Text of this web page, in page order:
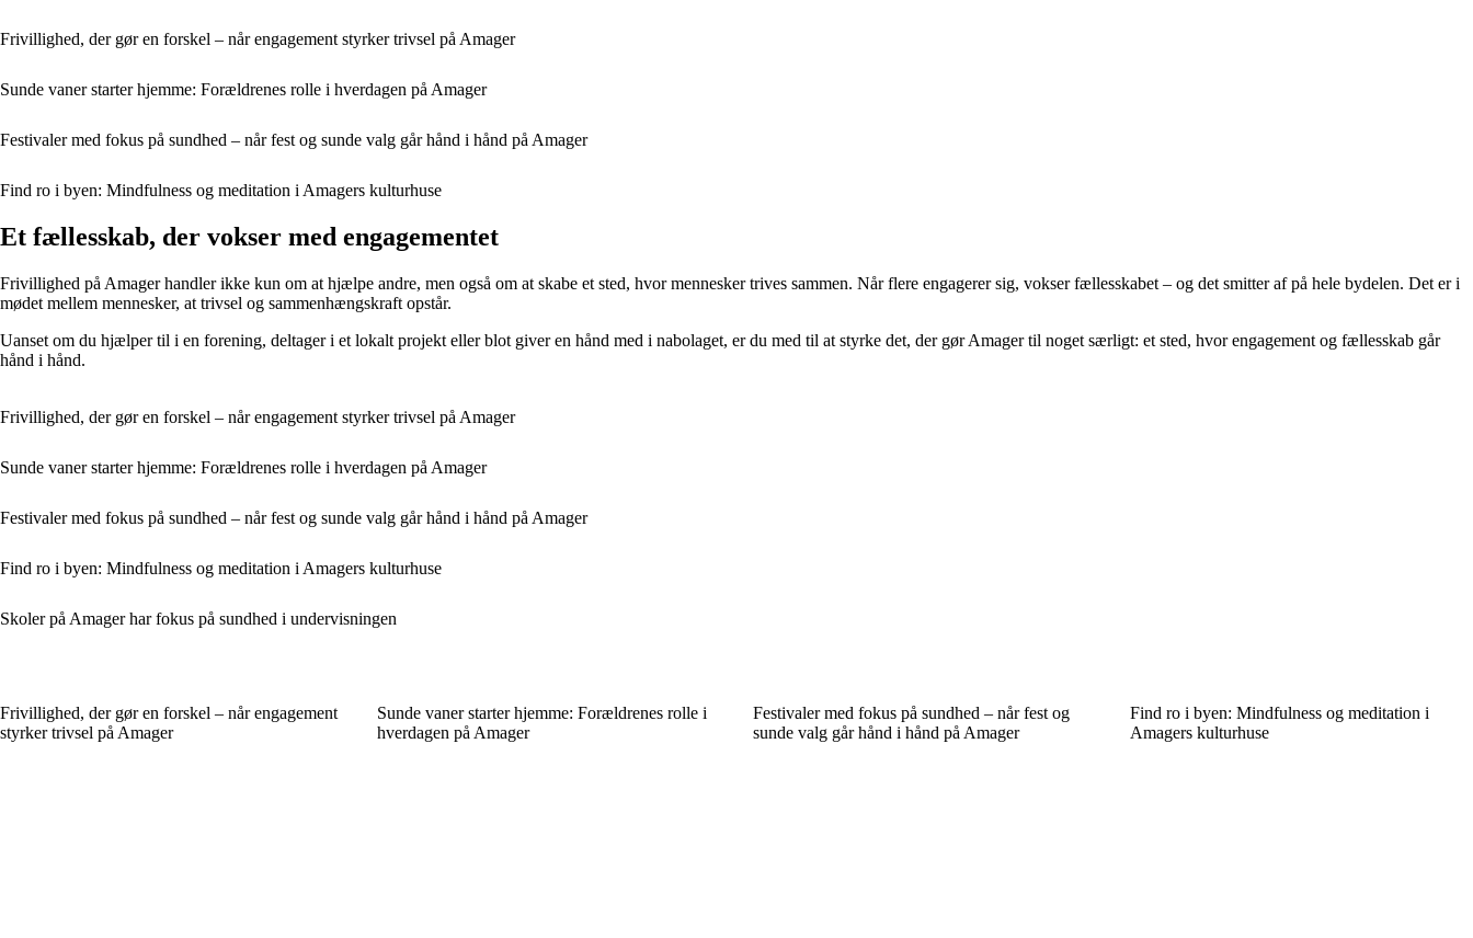
Frivillighed, der gør en forskel – når engagement styrker trivsel på Amager
Sunde vaner starter hjemme: Forældrenes rolle i hverdagen på Amager
Festivaler med fokus på sundhed – når fest og sunde valg går hånd i hånd på Amager
Find ro i byen: Mindfulness og meditation i Amagers kulturhuse
Et fællesskab, der vokser med engagementet
Frivillighed på Amager handler ikke kun om at hjælpe andre, men også om at skabe et sted, hvor mennesker trives sammen. Når flere engagerer sig, vokser fællesskabet – og det smitter af på hele bydelen. Det er i
mødet mellem mennesker, at trivsel og sammenhængskraft opstår.
Uanset om du hjælper til i en forening, deltager i et lokalt projekt eller blot giver en hånd med i nabolaget, er du med til at styrke det, der gør Amager til noget særligt: et sted, hvor engagement og fællesskab går
hånd i hånd.
Frivillighed, der gør en forskel – når engagement styrker trivsel på Amager
Sunde vaner starter hjemme: Forældrenes rolle i hverdagen på Amager
Festivaler med fokus på sundhed – når fest og sunde valg går hånd i hånd på Amager
Find ro i byen: Mindfulness og meditation i Amagers kulturhuse
Skoler på Amager har fokus på sundhed i undervisningen
Frivillighed, der gør en forskel – når engagement
styrker trivsel på Amager
Sunde vaner starter hjemme: Forældrenes rolle i
hverdagen på Amager
Festivaler med fokus på sundhed – når fest og
sunde valg går hånd i hånd på Amager
Find ro i byen: Mindfulness og meditation i
Amagers kulturhuse